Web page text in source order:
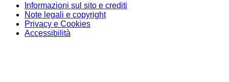
Informazioni sul sito e crediti
Note legali e copyright
Privacy e Cookies
Accessibilità